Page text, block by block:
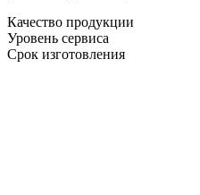
Качество продукции
Уровень сервиса
Срок изготовления